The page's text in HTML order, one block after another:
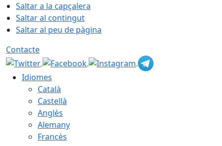
Saltar a la capçalera
Saltar al contingut
Saltar al peu de pàgina
Contacte
Idiomes
Català
Castellà
Anglès
Alemany
Francès